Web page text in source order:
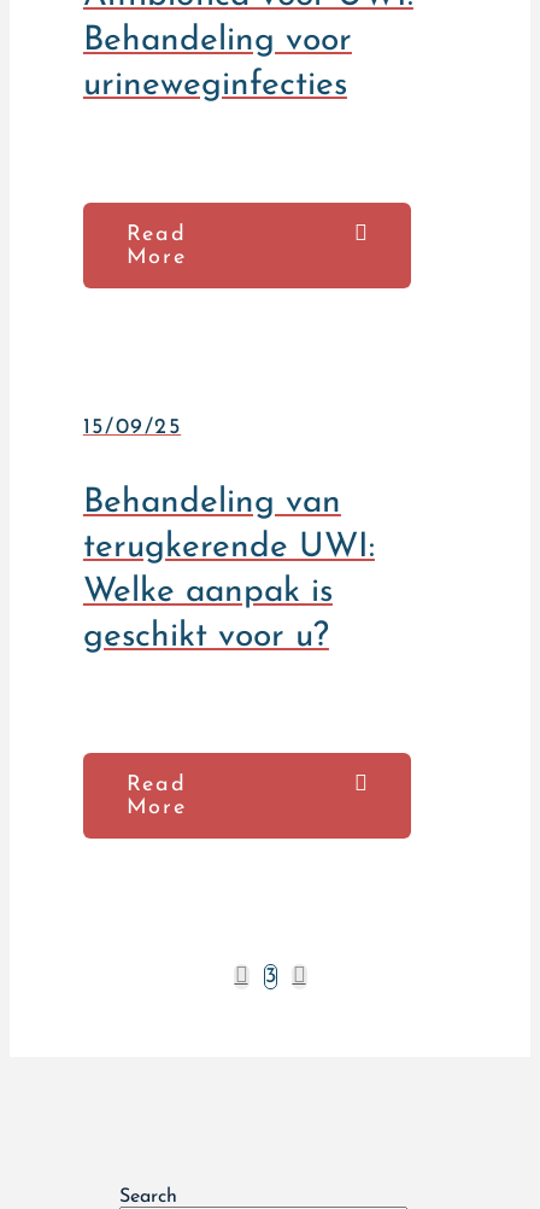
Behandeling voor
urineweginfecties
Read
More
15/09/25
Behandeling van
terugkerende UWI:
Welke aanpak is
geschikt voor u?
Read
More
Prev
3
Search